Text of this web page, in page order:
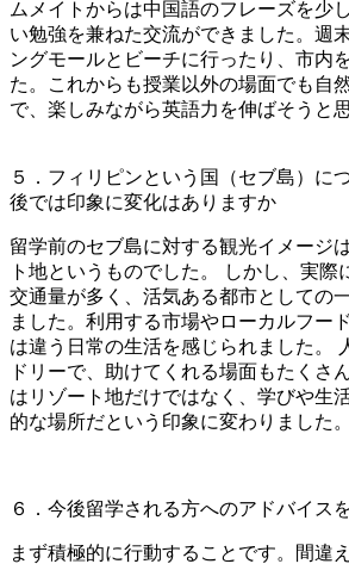
ムメイトからは中国語のフレーズを少
い勉強を兼ねた交流ができました。週
ングモールとビーチに行ったり、市内
た。これからも授業以外の場面でも自
で、楽しみながら英語力を伸ばそうと
５．フィリピンという国（セブ島）に
後では印象に変化はありますか
留学前のセブ島に対する観光イメージ
ト地というものでした。 しかし、実際
交通量が多く、活気ある都市としての
ました。利用する市場やローカルフー
は違う日常の生活を感じられました。
ドリーで、助けてくれる場面もたくさ
はリゾート地だけではなく、学びや生
的な場所だという印象に変わりました。
６．今後留学される方へのアドバイス
まず積極的に行動することです。間違